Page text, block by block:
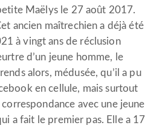
Maëlys le 27 août 2017.
ancien maîtrechien a déjà été
à vingt ans de réclusion
d’un jeune homme, le
alors, médusée, qu’il a pu
en cellule, mais surtout
avec une jeune
a fait le premier pas. Elle a 17